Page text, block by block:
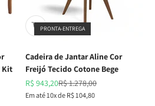
Kit
PRONTA-ENTREGA
Cadeira de Jantar Aline Cor
Freijó Tecido Cotone Bege
Preço promocional
R$ 943,20Preço normal
R$ 1.278,00
Em até 10x de R$ 104,80